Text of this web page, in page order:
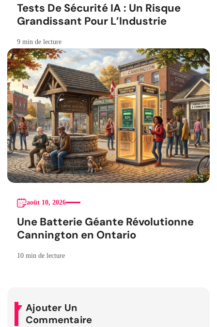
Tests De Sécurité IA : Un Risque
Grandissant Pour L’Industrie
9 min de lecture
août 10, 2026
Une Batterie Géante Révolutionne
Cannington en Ontario
10 min de lecture
Ajouter Un
Commentaire